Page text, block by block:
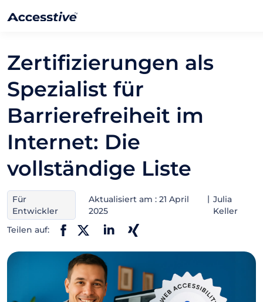
Zertifizierungen als
Spezialist für
Barrierefreiheit im
Internet: Die
vollständige Liste
Für
Entwickler
Aktualisiert am : 21 April
2025
Julia
Keller
Teilen auf: